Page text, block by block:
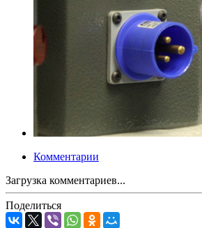
Комментарии
Загрузка комментариев...
Поделиться